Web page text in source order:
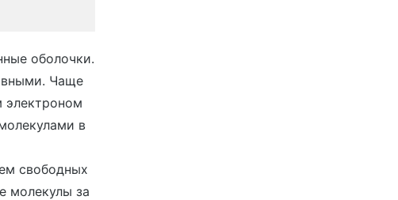
оболочки.
Чаще
электроном
в
свободных
молекулы за